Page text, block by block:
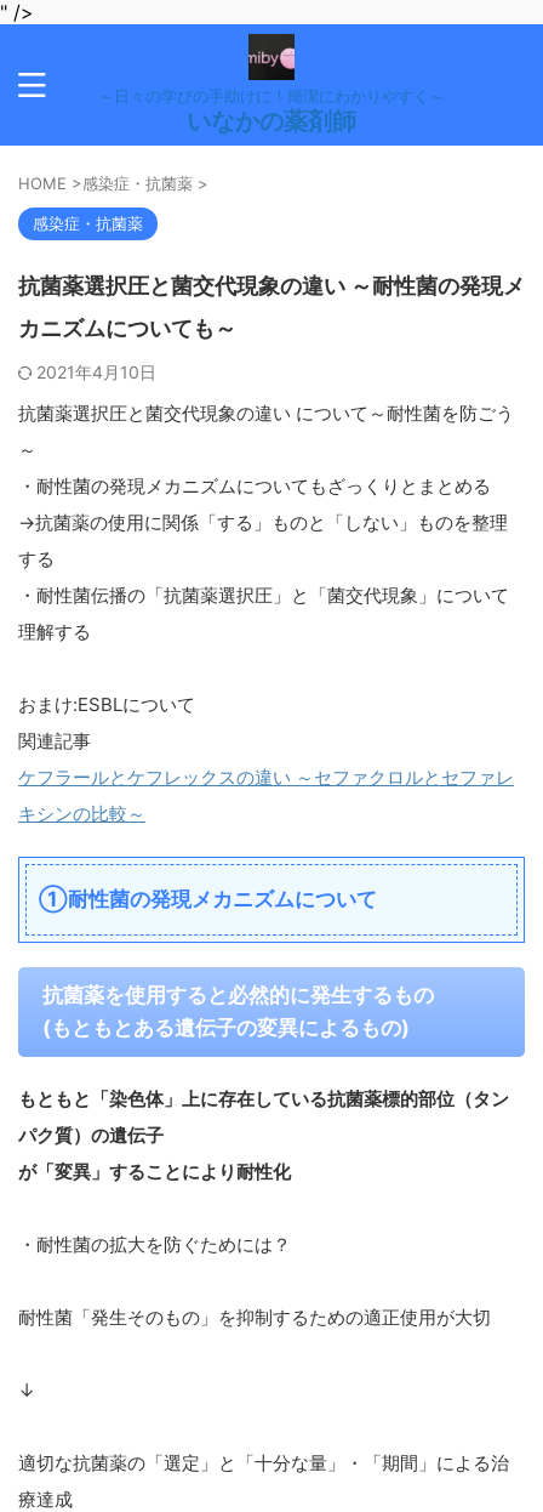
" />
～日々の学びの手助けに！簡潔にわかりやすく～
いなかの薬剤師
HOME >感染症・抗菌薬 >
感染症・抗菌薬
抗菌薬選択圧と菌交代現象の違い ～耐性菌の発現メ
カニズムについても～
2021年4月10日
抗菌薬選択圧と菌交代現象の違い について～耐性菌を防ごう
～
・耐性菌の発現メカニズムについてもざっくりとまとめる
→抗菌薬の使用に関係「する」ものと「しない」ものを整理
する
・耐性菌伝播の「抗菌薬選択圧」と「菌交代現象」について
理解する
おまけ:ESBLについて
関連記事
ケフラールとケフレックスの違い ～セファクロルとセファレ
キシンの比較～
①耐性菌の発現メカニズムについて
抗菌薬を使用すると必然的に発生するもの
(もともとある遺伝子の変異によるもの)
もともと「染色体」上に存在している抗菌薬標的部位（タン
パク質）の遺伝子
が「変異」することにより耐性化
・耐性菌の拡大を防ぐためには？
耐性菌「発生そのもの」を抑制するための適正使用が大切
↓
適切な抗菌薬の「選定」と「十分な量」・「期間」による治
療達成